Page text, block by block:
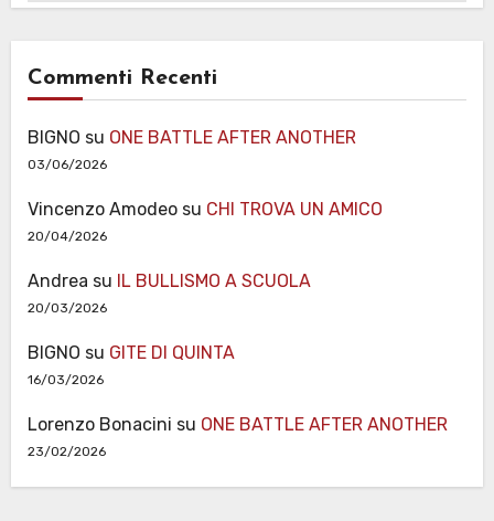
Commenti Recenti
BIGNO su ONE BATTLE AFTER ANOTHER
03/06/2026
Vincenzo Amodeosu CHI TROVA UN AMICO
20/04/2026
Andrea su IL BULLISMO A SCUOLA
20/03/2026
BIGNO su GITE DI QUINTA
16/03/2026
Lorenzo Bonacini su ONE BATTLE AFTER ANOTHER
23/02/2026